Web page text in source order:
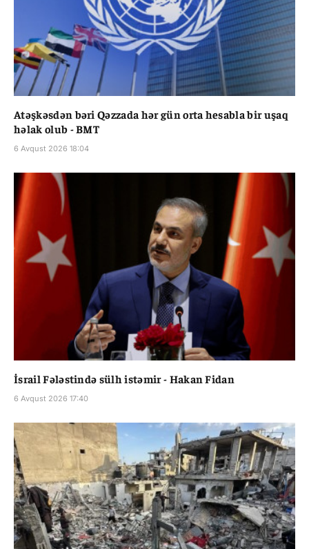
Atəşkəsdən bəri Qəzzada hər gün orta hesabla bir uşaq
həlak olub - BMT
6 Avqust 2026 18:04
İsrail Fələstində sülh istəmir - Hakan Fidan
6 Avqust 2026 17:40